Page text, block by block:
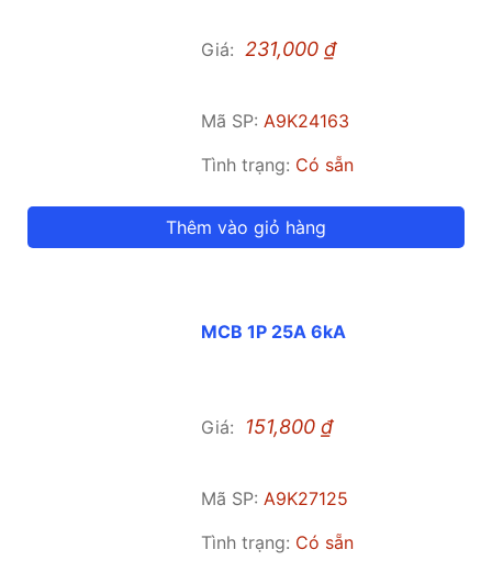
Giá: 231,000₫
Mã SP: A9K24163
Tình trạng: Có sẵn
Thêm vào giỏ hàng
MCB 1P 25A 6kA
Giá: 151,800₫
Mã SP:A9K27125
Tình trạng: Có sẵn